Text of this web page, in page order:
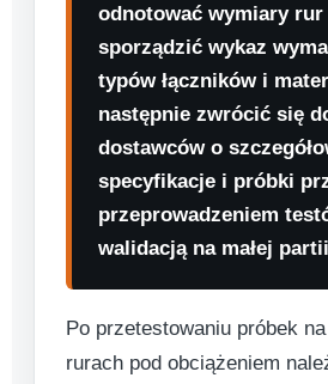
odnotować wymiary
sporządzić wykaz
typów łączników i
następnie zwrócić się
dostawców o
specyfikacje i próbki
przeprowadzeniem
walidacją na małej
Po przetestowaniu próbek
rurach pod obciążeniem